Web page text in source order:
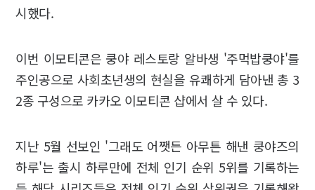
시했다.
이번 이모티콘은 쿵야 레스토랑 알바생 '주먹밥쿵야'를
주인공으로 사회초년생의 현실을 유쾌하게 담아낸 총 3
2종 구성으로 카카오 이모티콘 샵에서 살 수 있다.
지난 5월 선보인 '그래도 어쨋든 아무튼 해낸 쿵야즈의
하루'는 출시 하루만에 전체 인기 순위 5위를 기록하는